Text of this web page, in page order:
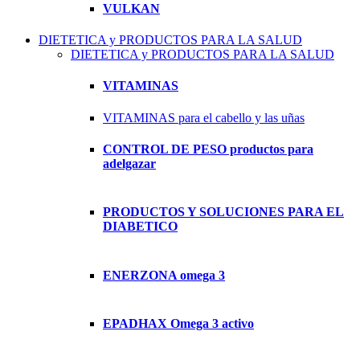
VULKAN
DIETETICA y PRODUCTOS PARA LA SALUD
DIETETICA y PRODUCTOS PARA LA SALUD
VITAMINAS
VITAMINAS para el cabello y las uñas
CONTROL DE PESO productos para
adelgazar
PRODUCTOS Y SOLUCIONES PARA EL
DIABETICO
ENERZONA omega 3
EPADHAX Omega 3 activo